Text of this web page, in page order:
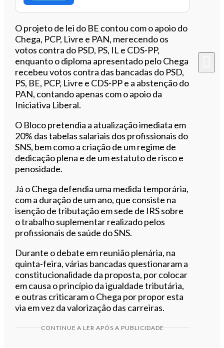
O projeto de lei do BE contou com o apoio do
Chega, PCP, Livre e PAN, merecendo os
votos contra do PSD, PS, IL e CDS-PP,
enquanto o diploma apresentado pelo Chega
recebeu votos contra das bancadas do PSD,
PS, BE, PCP, Livre e CDS-PP e a abstenção do
PAN, contando apenas com o apoio da
Iniciativa Liberal.
O Bloco pretendia a atualização imediata em
20% das tabelas salariais dos profissionais do
SNS, bem como a criação de um regime de
dedicação plena e de um estatuto de risco e
penosidade.
Já o Chega defendia uma medida temporária,
com a duração de um ano, que consiste na
isenção de tributação em sede de IRS sobre
o trabalho suplementar realizado pelos
profissionais de saúde do SNS.
Durante o debate em reunião plenária, na
quinta-feira, várias bancadas questionaram a
constitucionalidade da proposta, por colocar
em causa o princípio da igualdade tributária,
e outras criticaram o Chega por propor esta
via em vez da valorização das carreiras.
CONTINUE A LER APÓS A PUBLICIDADE